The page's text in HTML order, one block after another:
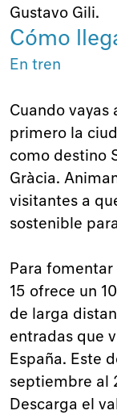
Gustavo Gili.
Cómo
En tren
Cuando vayas
primero la
como destino
Gràcia.
visitantes a
sostenible
Para
15 ofrece un
de larga
entradas que
España. Este
septiembre al
Descarga el